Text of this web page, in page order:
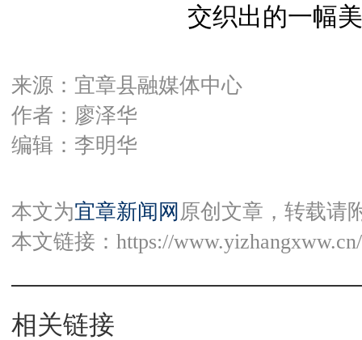
交织出的一幅
来源：宜章县融媒体中心
作者：廖泽华
编辑：李明华
本文为宜章新闻网 原创文章，转载请
本文链接： https://
相关链接